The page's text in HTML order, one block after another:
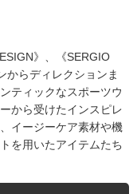
》、《SERGIO
からディレクションま
ティックなスポーツウ
から受けたインスピレ
イージーケア素材や機
を用いたアイテムたち